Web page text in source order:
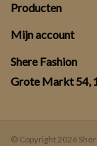
Producten
Mijn account
Shere Fashion
Grote Markt 54,
© Copyright 2026